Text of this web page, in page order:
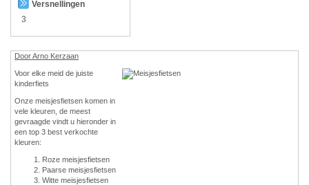
Versnellingen
3
Door Arno Kerzaan
Voor elke meid de juiste
kinderfiets
Onze meisjesfietsen komen in
vele kleuren, de meest
gevraagde vindt u hieronder in
een top 3 best verkochte
kleuren:
Roze meisjesfietsen
Paarse meisjesfietsen
Witte meisjesfietsen